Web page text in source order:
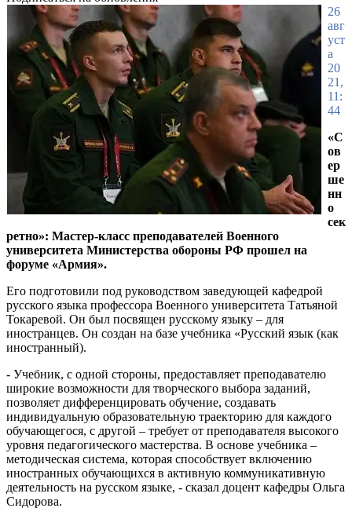
26
авг
уст
а
20
21,
11:
44
«С
ов
ер
ше
нн
о
сек
ретно»: Мастер-класс преподавателей Военного
университета Министерства обороны РФ прошел на
форуме «Армия».
Его подготовили под руководством заведующей кафедрой
русского языка профессора Военного университета Татьяной
Токаревой. Он был посвящен русскому языку – для
иностранцев. Он создан на базе учебника «Русский язык (как
иностранный).
- Учебник, с одной стороны, предоставляет преподавателю
широкие возможности для творческого выбора заданий,
позволяет дифференцировать обучение, создавать
индивидуальную образовательную траекторию для каждого
обучающегося, с другой – требует от преподавателя высокого
уровня педагогического мастерства. В основе учебника –
методическая система, которая способствует включению
иностранных обучающихся в активную коммуникативную
деятельность на русском языке, - сказал доцент кафедры Ольга
Сидорова.